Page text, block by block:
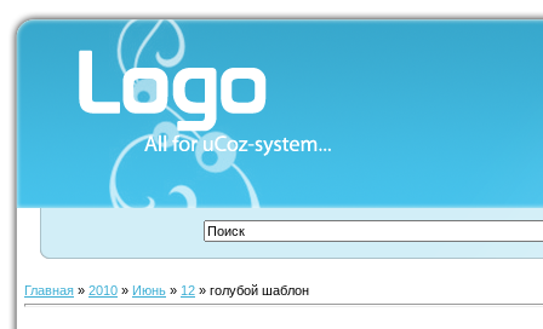
Главная » 2010 » Июнь » 12 » голубой шаблон